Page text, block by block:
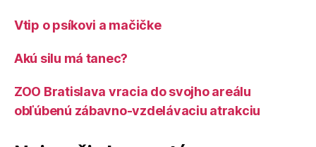
Vtip o psíkovi a mačičke
Akú silu má tanec?
ZOO Bratislava vracia do svojho areálu
obľúbenú zábavno-vzdelávaciu atrakciu